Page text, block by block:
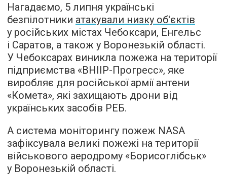
Нагадаємо, 5 липня українські
безпілотники атакували низку об'єктів
у російських містах Чебоксари, Енгельс
і Саратов, а також у Воронезькій області.
У Чебоксарах виникла пожежа на території
підприємства «ВНІІР-Прогресс», яке
виробляє для російської армії антени
«Комета», які захищають дрони від
українських засобів РЕБ.
А система моніторингу пожеж NASA
зафіксувала великі пожежі на території
військового аеродрому «Борисоглібськ»
у Воронезькій області.